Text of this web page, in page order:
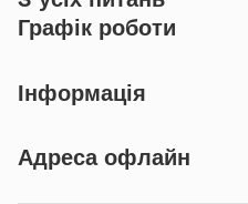
Графік роботи
Інформація
Адреса офлайн